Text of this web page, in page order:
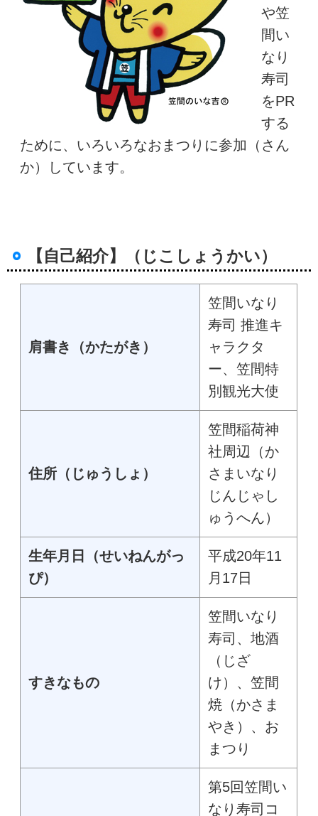
や笠
間い
なり
寿司
をPR
する
ために、いろいろなおまつりに参加（さん
か）しています。
【自己紹介】（じこしょうかい）
肩書き（かたがき）
笠間いなり
寿司 推進キ
ャラクタ
ー、笠間特
別観光大使
住所（じゅうしょ）
笠間稲荷神
社周辺（か
さまいなり
じんじゃし
ゅうへん）
生年月日（せいねんがっ
ぴ）
平成20年11
月17日
すきなもの
笠間いなり
寿司、地酒
（じざ
け）、笠間
焼（かさま
やき）、お
まつり
第5回笠間い
なり寿司コ